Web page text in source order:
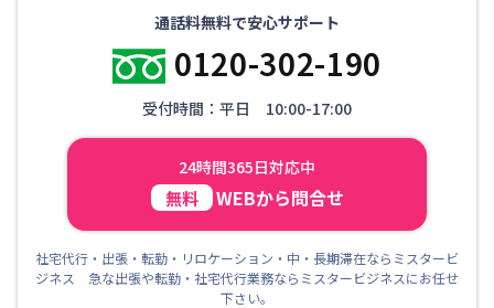
通話料無料で安心サポート
0120-302-190
受付時間：平日 10:00-17:00
24時間365日対応中
無料 WEBから問合せ
社宅代行・出張・転勤・リロケーション・中・長期滞在ならミスタービ
ジネス 急な出張や転勤・社宅代行業務ならミスタービジネスにお任せ
下さい。